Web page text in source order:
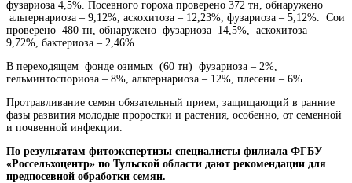
фузариоза 4,5%. Посевного гороха проверено 372 тн, обнаружено
альтернариоза – 9,12%, аскохитоза – 12,23%, фузариоза – 5,12%. Сои
проверено 480 тн, обнаружено фузариоза 14,5%, аскохитоза –
9,72%, бактериоза – 2,46%.
В переходящем фонде озимых (60 тн) фузариоза – 2%,
гельминтоспориоза – 8%, альтернариоза – 12%, плесени – 6%.
Протравливание семян обязательный прием, защищающий в ранние
фазы развития молодые проростки и растения, особенно, от семенной
и почвенной инфекции.
По результатам фитоэкспертизы специалисты филиала ФГБУ
«Россельхоцентр» по Тульской области дают рекомендации для
предпосевной обработки семян.